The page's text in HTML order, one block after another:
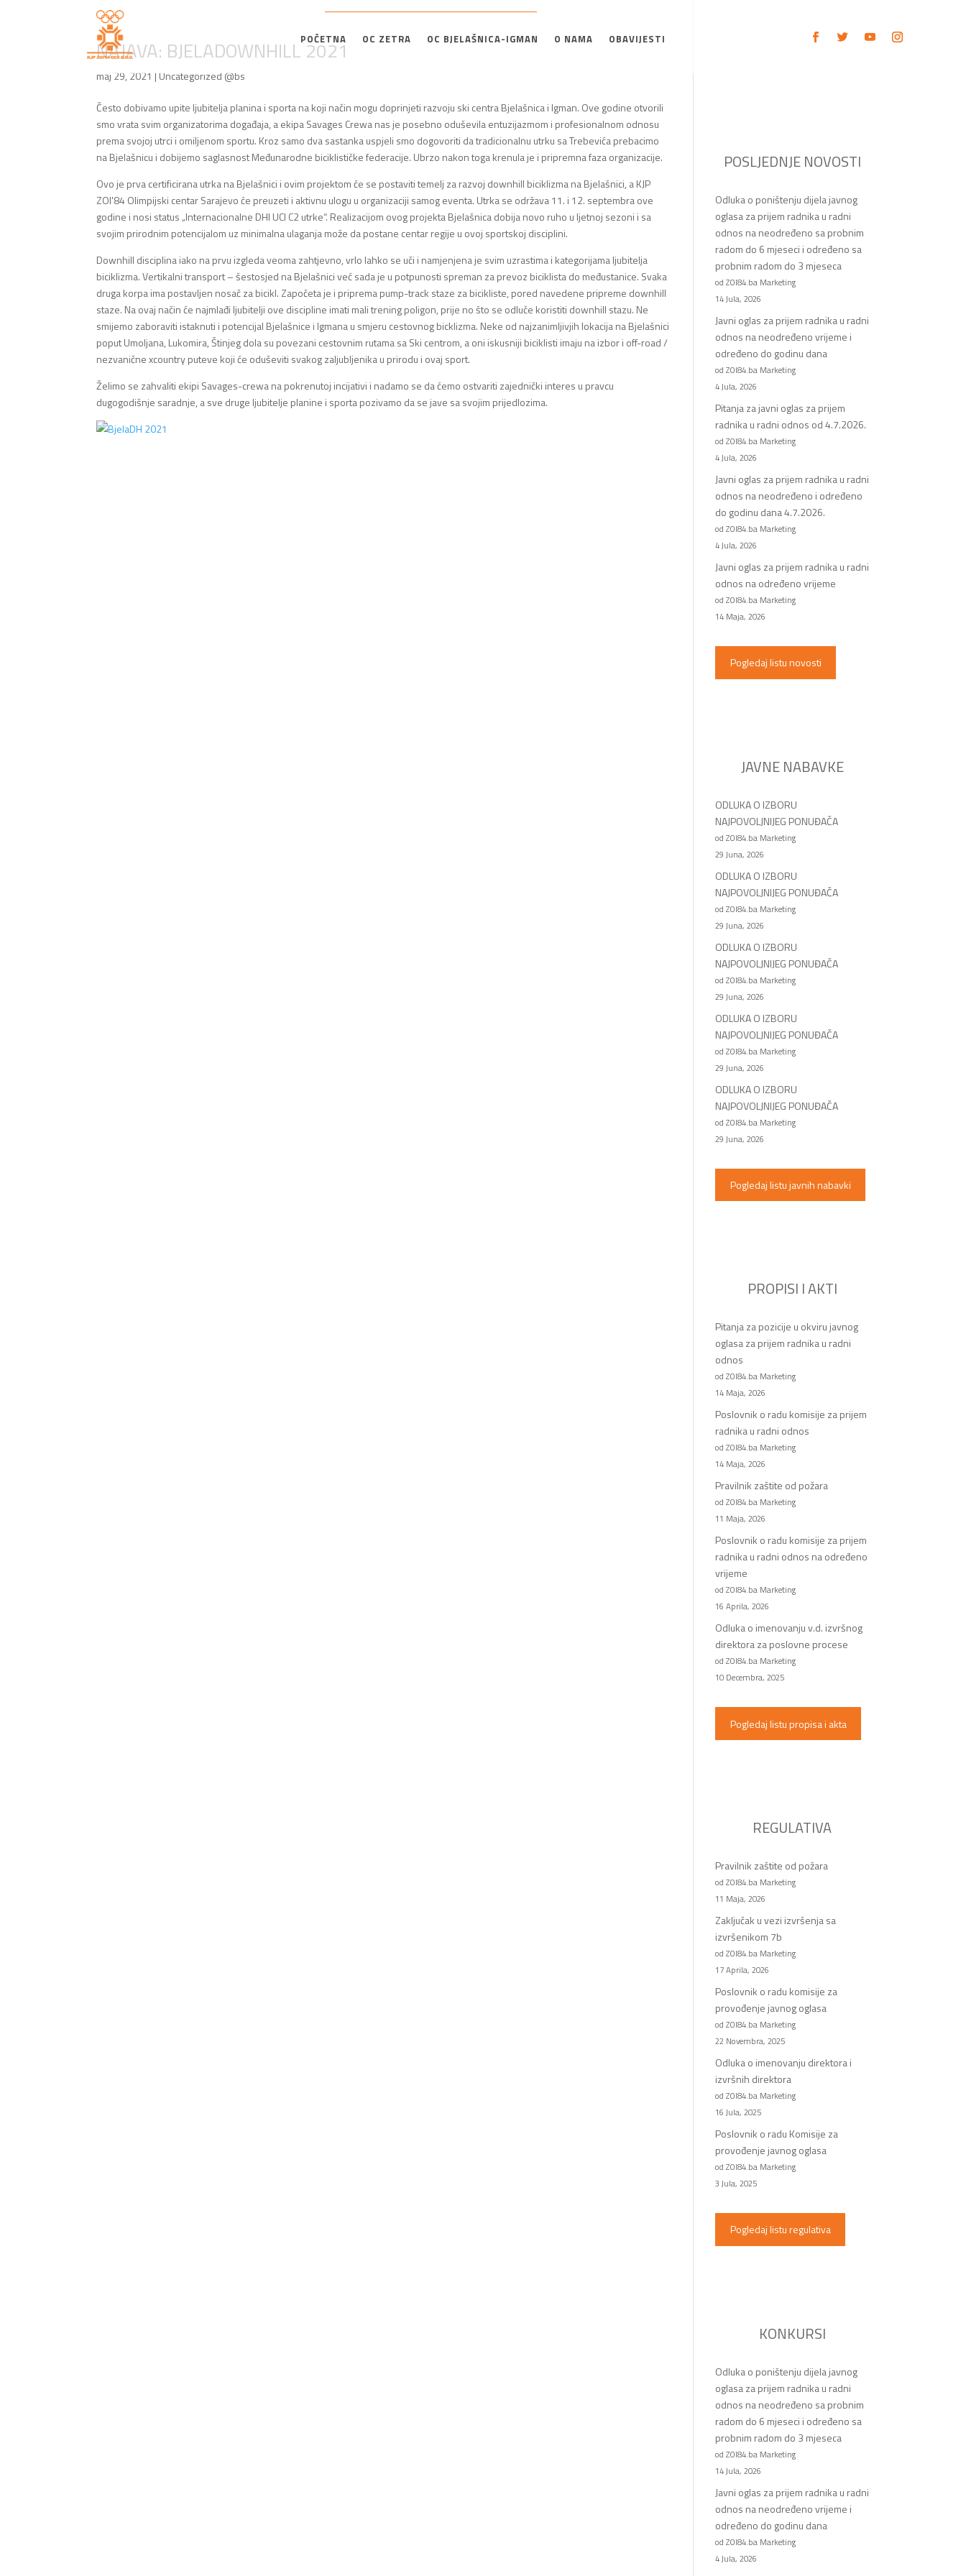
POČETNA OC ZETRA OC BJELAŠNICA-IGMAN O NAMA OBAVIJESTI
NAJAVA: BJELADOWNHILL 2021
maj 29, 2021 | Uncategorized @bs
Često dobivamo upite ljubitelja planina i sporta na koji način mogu doprinjeti razvoju ski centra Bjelašnica i Igman. Ove godine otvorili
smo vrata svim organizatorima događaja, a ekipa Savages Crewa nas je posebno oduševila entuzijazmom i profesionalnom odnosu
prema svojoj utrci i omiljenom sportu. Kroz samo dva sastanka uspjeli smo dogovoriti da tradicionalnu utrku sa Trebevića prebacimo
na Bjelašnicu i dobijemo saglasnost Međunarodne biciklističke federacije. Ubrzo nakon toga krenula je i pripremna faza organizacije.
Ovo je prva certificirana utrka na Bjelašnici i ovim projektom će se postaviti temelj za razvoj downhill biciklizma na Bjelašnici, a KJP
ZOI'84 Olimpijski centar Sarajevo će preuzeti i aktivnu ulogu u organizaciji samog eventa. Utrka se održava 11. i 12. septembra ove
godine i nosi status„Internacionalne DHI UCI C2 utrke“. Realizacijom ovog projekta Bjelašnica dobija novo ruho u ljetnoj sezoni i sa
svojim prirodnim potencijalom uz minimalna ulaganja može da postane centar regije u ovoj sportskoj disciplini.
Downhill disciplina iako na prvu izgleda veoma zahtjevno, vrlo lahko se uči i namjenjena je svim uzrastima i kategorijama ljubitelja
biciklizma. Vertikalni transport – šestosjed na Bjelašnici već sada je u potpunosti spreman za prevoz biciklista do međustanice. Svaka
druga korpa ima postavljen nosač za bicikl. Započeta je i priprema pump-track staze za bicikliste, pored navedene pripreme downhill
staze. Na ovaj način će najmlađi ljubitelji ove discipline imati mali trening poligon, prije no što se odluče koristiti downhill stazu. Ne
smijemo zaboraviti istaknuti i potencijal Bjelašnice i Igmana u smjeru cestovnog bicklizma. Neke od najzanimljivjih lokacija na Bjelašnici
poput Umoljana, Lukomira, Štinjeg dola su povezani cestovnim rutama sa Ski centrom, a oni iskusniji biciklisti imaju na izbor i off-road /
nezvanične xcountry puteve koji će oduševiti svakog zaljubljenika u prirodu i ovaj sport.
Želimo se zahvaliti ekipi Savages-crewa na pokrenutoj incijativi i nadamo se da ćemo ostvariti zajednički interes u pravcu
dugogodišnje saradnje, a sve druge ljubitelje planine i sporta pozivamo da se jave sa svojim prijedlozima.
POSLJEDNJE NOVOSTI
Odluka o poništenju dijela javnog
oglasa za prijem radnika u radni
odnos na neodređeno sa probnim
radom do 6 mjeseci i određeno sa
probnim radom do 3 mjeseca
od ZOI84.ba Marketing
14 Jula, 2026
Javni oglas za prijem radnika u radni
odnos na neodređeno vrijeme i
određeno do godinu dana
od ZOI84.ba Marketing
4 Jula, 2026
Pitanja za javni oglas za prijem
radnika u radni odnos od 4.7.2026.
od ZOI84.ba Marketing
4 Jula, 2026
Javni oglas za prijem radnika u radni
odnos na neodređeno i određeno
do godinu dana 4.7.2026.
od ZOI84.ba Marketing
4 Jula, 2026
Javni oglas za prijem radnika u radni
odnos na određeno vrijeme
od ZOI84.ba Marketing
14 Maja, 2026
Pogledaj listu novosti
JAVNE NABAVKE
ODLUKA O IZBORU
NAJPOVOLJNIJEG PONUĐAČA
od ZOI84.ba Marketing
29 Juna, 2026
ODLUKA O IZBORU
NAJPOVOLJNIJEG PONUĐAČA
od ZOI84.ba Marketing
29 Juna, 2026
ODLUKA O IZBORU
NAJPOVOLJNIJEG PONUĐAČA
od ZOI84.ba Marketing
29 Juna, 2026
ODLUKA O IZBORU
NAJPOVOLJNIJEG PONUĐAČA
od ZOI84.ba Marketing
29 Juna, 2026
ODLUKA O IZBORU
NAJPOVOLJNIJEG PONUĐAČA
od ZOI84.ba Marketing
29 Juna, 2026
Pogledaj listu javnih nabavki
PROPISI I AKTI
Pitanja za pozicije u okviru javnog
oglasa za prijem radnika u radni
odnos
od ZOI84.ba Marketing
14 Maja, 2026
Poslovnik o radu komisije za prijem
radnika u radni odnos
od ZOI84.ba Marketing
14 Maja, 2026
Pravilnik zaštite od požara
od ZOI84.ba Marketing
11 Maja, 2026
Poslovnik o radu komisije za prijem
radnika u radni odnos na određeno
vrijeme
od ZOI84.ba Marketing
16 Aprila, 2026
Odluka o imenovanju v.d. izvršnog
direktora za poslovne procese
od ZOI84.ba Marketing
10 Decembra, 2025
Pogledaj listu propisa i akta
REGULATIVA
Pravilnik zaštite od požara
od ZOI84.ba Marketing
11 Maja, 2026
Zaključak u vezi izvršenja sa
izvršenikom 7b
od ZOI84.ba Marketing
17 Aprila, 2026
Poslovnik o radu komisije za
provođenje javnog oglasa
od ZOI84.ba Marketing
22 Novembra, 2025
Odluka o imenovanju direktora i
izvršnih direktora
od ZOI84.ba Marketing
16 Jula, 2025
Poslovnik o radu Komisije za
provođenje javnog oglasa
od ZOI84.ba Marketing
3 Jula, 2025
Pogledaj listu regulativa
KONKURSI
Odluka o poništenju dijela javnog
oglasa za prijem radnika u radni
odnos na neodređeno sa probnim
radom do 6 mjeseci i određeno sa
probnim radom do 3 mjeseca
od ZOI84.ba Marketing
14 Jula, 2026
Javni oglas za prijem radnika u radni
odnos na neodređeno vrijeme i
određeno do godinu dana
od ZOI84.ba Marketing
4 Jula, 2026